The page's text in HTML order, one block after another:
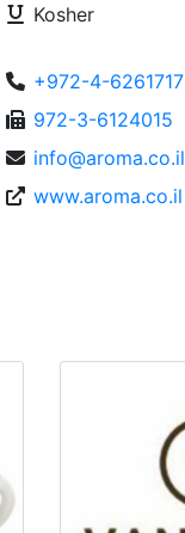
Kosher
+972-4-6261717
972-3-6124015
info@aroma.co.il
www.aroma.co.il